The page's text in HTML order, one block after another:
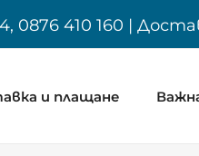
0876 410 160 |
и плащане